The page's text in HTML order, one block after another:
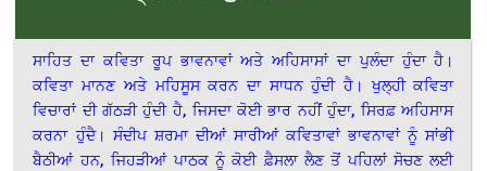
ਸਾਹਿਤ ਦਾ ਕਵਿਤਾ ਰੂਪ ਭਾਵਨਾਵਾਂ ਅਤੇ ਅਹਿਸਾਸਾਂ ਦਾ ਪੁਲੰਦਾ ਹੁੰਦਾ ਹੈ।
ਕਵਿਤਾ ਮਾਨਣ ਅਤੇ ਮਹਿਸੂਸ ਕਰਨ ਦਾ ਸਾਧਨ ਹੁੰਦੀ ਹੈ। ਖੁਲ੍ਹੀ ਕਵਿਤਾ
ਵਿਚਾਰਾਂ ਦੀ ਗੱਠੜੀ ਹੁੰਦੀ ਹੈ, ਜਿਸਦਾ ਕੋਈ ਭਾਰ ਨਹੀਂ ਹੁੰਦਾ, ਸਿਰਫ਼ ਅਹਿਸਾਸ
ਕਰਨਾ ਹੁੰਦੈ। ਸੰਦੀਪ ਸ਼ਰਮਾ ਦੀਆਂ ਸਾਰੀਆਂ ਕਵਿਤਾਵਾਂ ਭਾਵਨਾਵਾਂ ਨੂੰ ਸਾਂਭੀ
ਬੈਠੀਆਂ ਹਨ, ਜਿਹੜੀਆਂ ਪਾਠਕ ਨੂੰ ਕੋਈ ਫ਼ੈਸਲਾ ਲੈਣ ਤੋਂ ਪਹਿਲਾਂ ਸੋਚਣ ਲਈ